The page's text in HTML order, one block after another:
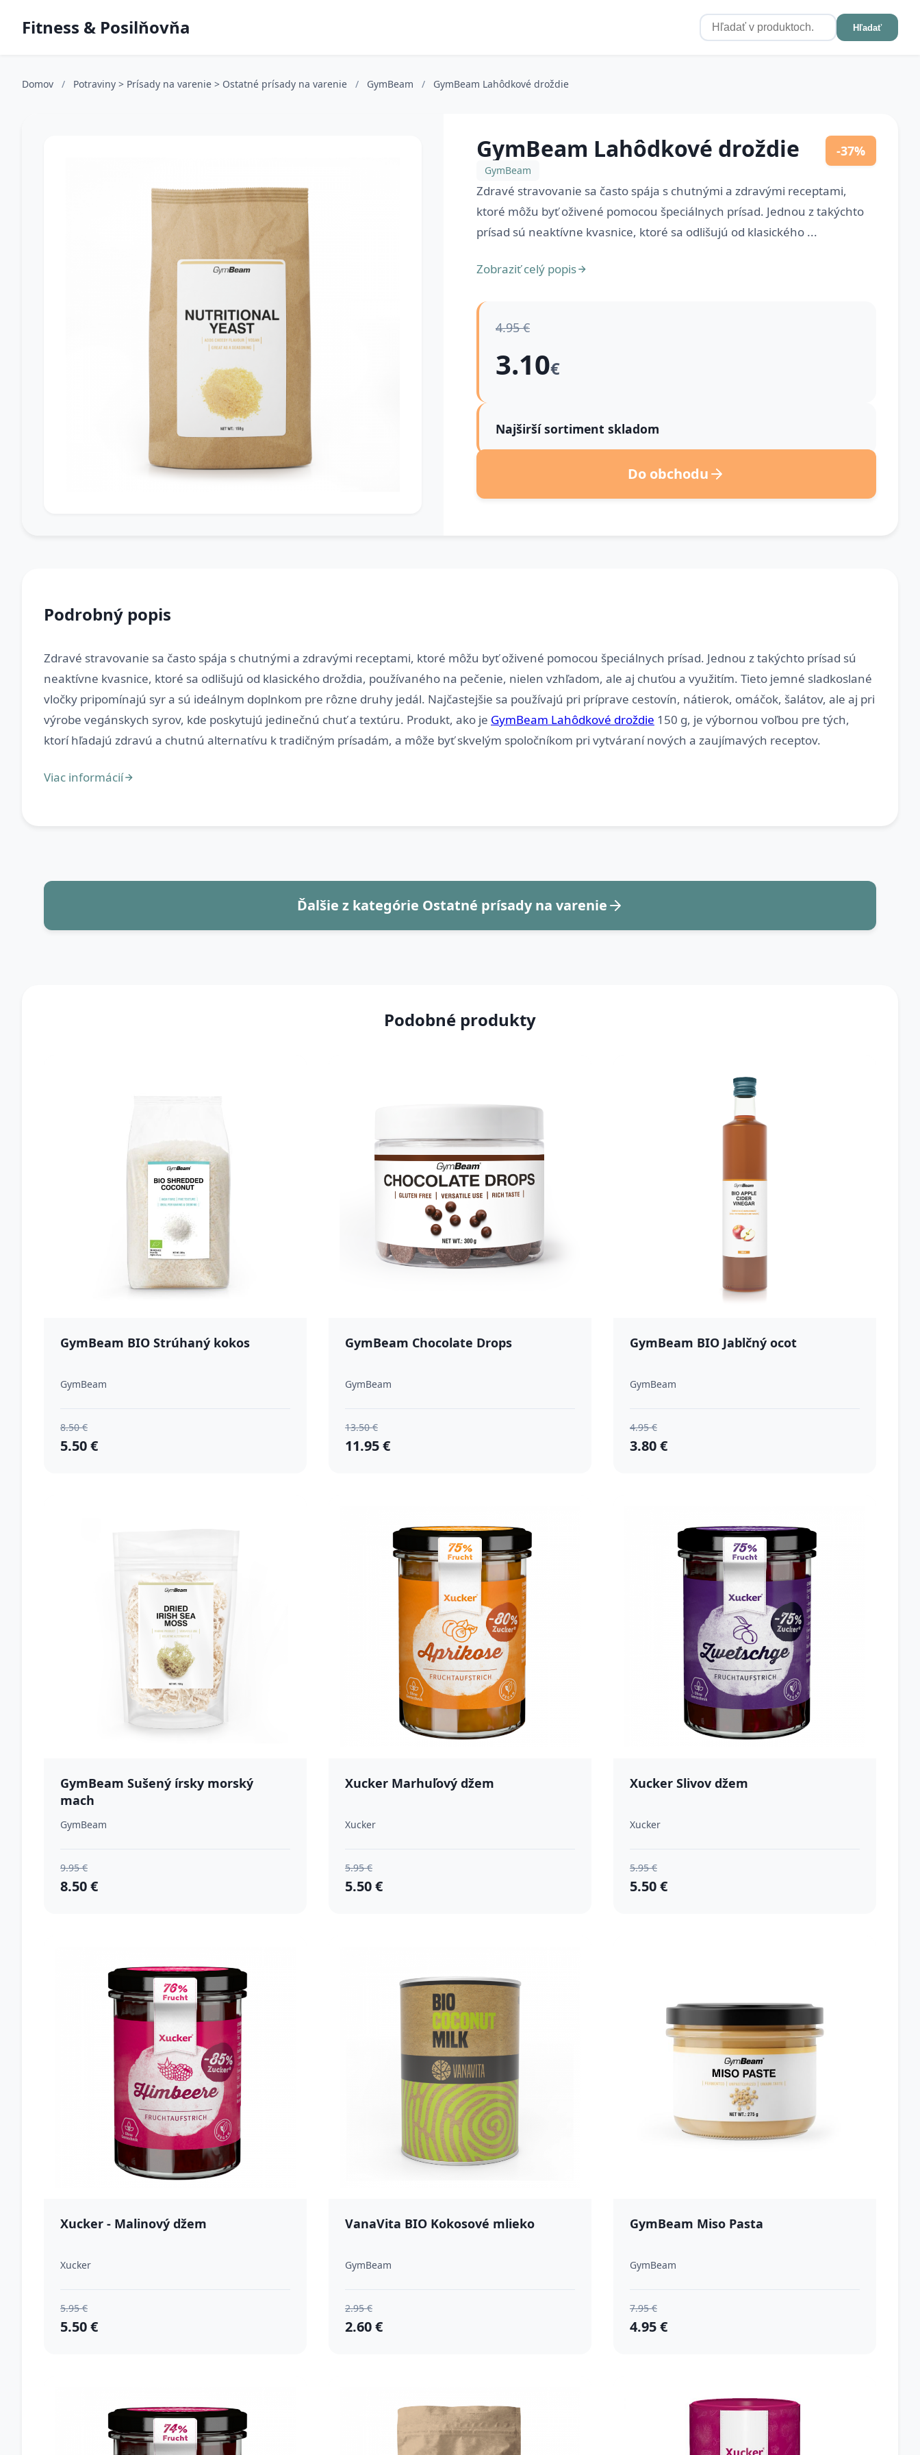
Fitness & Posilňovňa Hľadať
Domov / Potraviny > Prísady na varenie > Ostatné prísady na varenie / GymBeam / GymBeam Lahôdkové droždie
GymBeam Lahôdkové droždie -37%
GymBeam
Zdravé stravovanie sa často spája s chutnými a zdravými receptami,
ktoré môžu byť oživené pomocou špeciálnych prísad. Jednou z takýchto
prísad sú neaktívne kvasnice, ktoré sa odlišujú od klasického ...
Zobraziť celý popis
4.95 €
3.10€
Najširší sortiment skladom
Do obchodu
Podrobný popis
Zdravé stravovanie sa často spája s chutnými a zdravými receptami, ktoré môžu byť oživené pomocou špeciálnych prísad. Jednou z takýchto prísad sú
neaktívne kvasnice, ktoré sa odlišujú od klasického droždia, používaného na pečenie, nielen vzhľadom, ale aj chuťou a využitím. Tieto jemné sladkoslané
vločky pripomínajú syr a sú ideálnym doplnkom pre rôzne druhy jedál. Najčastejšie sa používajú pri príprave cestovín, nátierok, omáčok, šalátov, ale aj pri
výrobe vegánskych syrov, kde poskytujú jedinečnú chuť a textúru. Produkt, ako je GymBeam Lahôdkové droždie 150 g, je výbornou voľbou pre tých,
Ďalšie z kategórie Ostatné prísady na varenie
Podobné produkty
GymBeam BIO Strúhaný kokos
GymBeam
8.50 €
5.50 €
GymBeam Chocolate Drops
GymBeam
13.50 €
11.95 €
GymBeam BIO Jablčný ocot
GymBeam
4.95 €
3.80 €
GymBeam Sušený írsky morský
mach
GymBeam
9.95 €
8.50 €
Xucker Marhuľový džem
Xucker
5.95 €
5.50 €
Xucker Slivov džem
Xucker
5.95 €
5.50 €
Xucker - Malinový džem
Xucker
5.95 €
5.50 €
VanaVita BIO Kokosové mlieko
GymBeam
2.95 €
2.60 €
GymBeam Miso Pasta
GymBeam
7.95 €
4.95 €